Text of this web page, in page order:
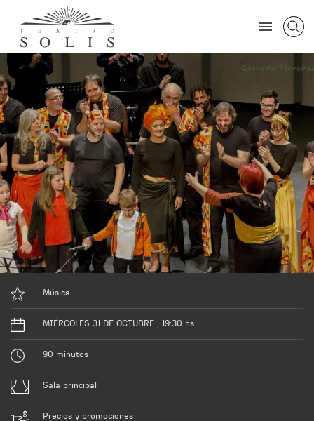
Música
MIÉRCOLES 31 DE OCTUBRE , 19:30 hs
90 minutos
Sala principal
Precios y promociones